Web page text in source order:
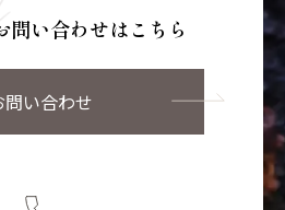
問い合わせはこちら
問い合わせ